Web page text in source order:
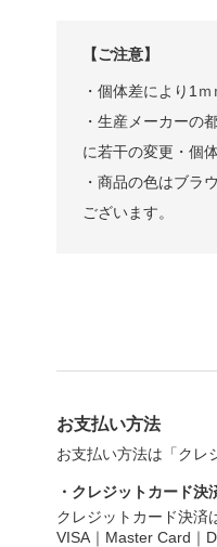
【ご注意】
・個体差により1
・生産メーカーの
に若干の変更・個
・商品の色はブラ
ございます。
お支払い方法
お支払い方法は「クレ
・クレジットカード決
クレジットカード決済
VISA｜Master Card｜